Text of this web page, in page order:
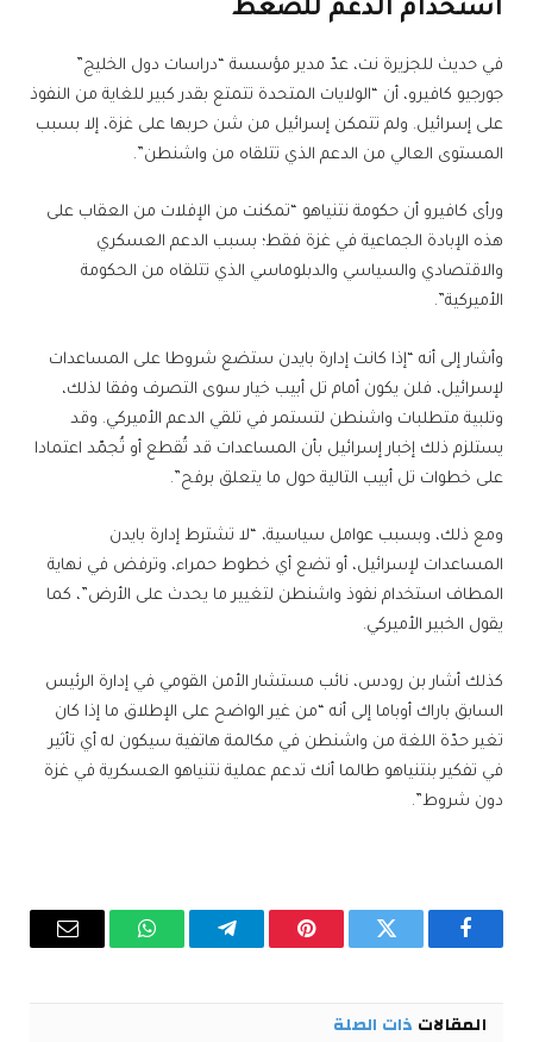
استخدام الدعم للضغط
في حديث للجزيرة نت، عدّ مدير مؤسسة “دراسات دول الخليج”
جورجيو كافيرو، أن “الولايات المتحدة تتمتع بقدر كبير للغاية من النفوذ
على إسرائيل. ولم تتمكن إسرائيل من شن حربها على غزة، إلا بسبب
المستوى العالي من الدعم الذي تتلقاه من واشنطن”.
ورأى كافيرو أن حكومة نتنياهو “تمكنت من الإفلات من العقاب على
هذه الإبادة الجماعية في غزة فقط؛ بسبب الدعم العسكري
والاقتصادي والسياسي والدبلوماسي الذي تتلقاه من الحكومة
الأميركية”.
وأشار إلى أنه “إذا كانت إدارة بايدن ستضع شروطا على المساعدات
لإسرائيل، فلن يكون أمام تل أبيب خيار سوى التصرف وفقا لذلك،
وتلبية متطلبات واشنطن لتستمر في تلقي الدعم الأميركي. وقد
يستلزم ذلك إخبار إسرائيل بأن المساعدات قد تُقطع أو تُجمّد اعتمادا
على خطوات تل أبيب التالية حول ما يتعلق برفح”.
ومع ذلك، وبسبب عوامل سياسية، “لا تشترط إدارة بايدن
المساعدات لإسرائيل، أو تضع أي خطوط حمراء، وترفض في نهاية
المطاف استخدام نفوذ واشنطن لتغيير ما يحدث على الأرض”، كما
يقول الخبير الأميركي.
كذلك أشار بن رودس، نائب مستشار الأمن القومي في إدارة الرئيس
السابق باراك أوباما إلى أنه “من غير الواضح على الإطلاق ما إذا كان
تغير حدّة اللغة من واشنطن في مكالمة هاتفية سيكون له أي تأثير
في تفكير بنتنياهو طالما أنك تدعم عملية نتنياهو العسكرية في غزة
دون شروط”.
فيسبوك تويتر بينتيريستتيلقرام واتساب البريد
المقالات ذات الصلة